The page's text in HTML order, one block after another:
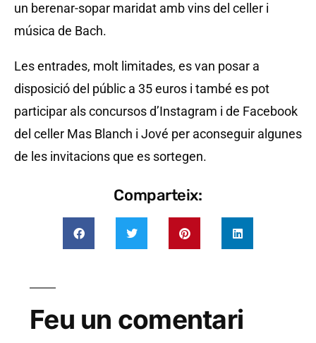
un berenar-sopar maridat amb vins del celler i
música de Bach.
Les entrades, molt limitades, es van posar a
disposició del públic a 35 euros i també es pot
participar als concursos d’Instagram i de Facebook
del celler Mas Blanch i Jové per aconseguir algunes
de les invitacions que es sortegen.
Comparteix:
Feu un comentari